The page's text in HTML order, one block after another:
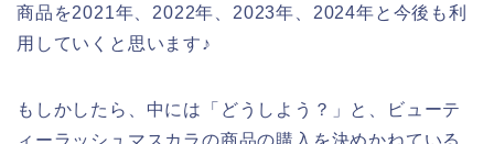
商品を2021年、2022年、2023年、2024年と今後も利
用していくと思います♪
もしかしたら、中には「どうしよう？」と、ビューテ
ィーラッシュマスカラの商品の購入を決めかねている